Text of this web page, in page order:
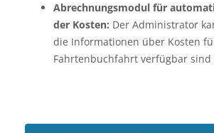
Abrechnungsmodul für
der Kosten: Der Administrator
die Informationen über Kosten
Fahrtenbuchfahrt verfügbar